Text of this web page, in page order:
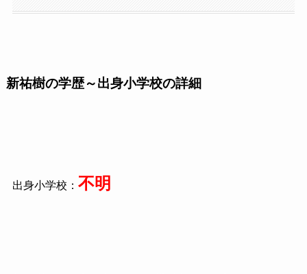
新祐樹の学歴～出身小学校の詳細
出身小学校： 不明